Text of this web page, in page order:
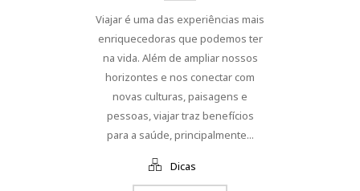
Viajar é uma das experiências mais
enriquecedoras que podemos ter
na vida. Além de ampliar nossos
horizontes e nos conectar com
novas culturas, paisagens e
pessoas, viajar traz benefícios
para a saúde, principalmente...
Dicas